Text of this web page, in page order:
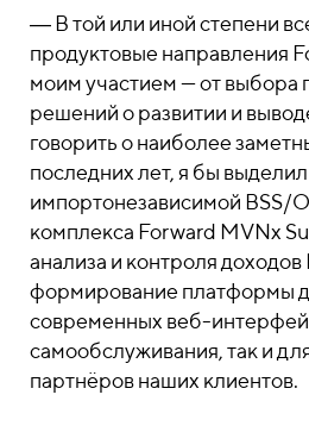
― В той или иной степени
продуктовые направления
моим участием — от выбора
решений о развитии и
говорить о наиболее
последних лет, я бы
импортонезависимой BSS/
комплекса Forward MVNx
анализа и контроля
формирование платформы
современных веб-
самообслуживания, так и
партнёров наших клиентов.